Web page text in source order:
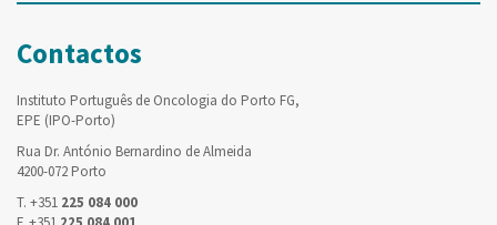
Contactos
Instituto Português de Oncologia do Porto FG,
EPE (IPO-Porto)
Rua Dr. António Bernardino de Almeida
4200-072 Porto
T. +351 225 084 000